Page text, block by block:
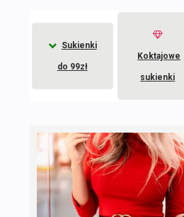
Sukienki
do 99zł
Koktajowe
sukienki